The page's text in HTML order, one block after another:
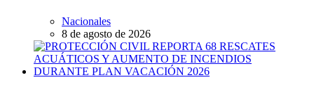
Nacionales
8 de agosto de 2026